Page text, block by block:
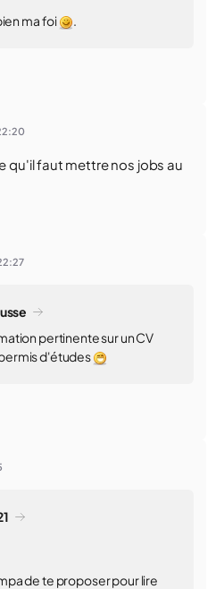
ma foi .
qu'il faut mettre nos jobs au
pertinente sur un CV
d'études
de te proposer pour lire